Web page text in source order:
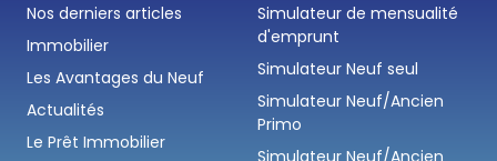
Nos derniers articles
Immobilier
Les Avantages du Neuf
Actualités
Le Prêt Immobilier
Simulateur de mensualité
d'emprunt
Simulateur Neuf seul
Simulateur Neuf/Ancien
Primo
Simulateur Neuf/Ancien